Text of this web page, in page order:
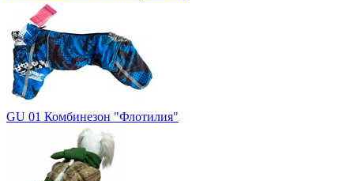
GU 01 Комбинезон "Флотилия"